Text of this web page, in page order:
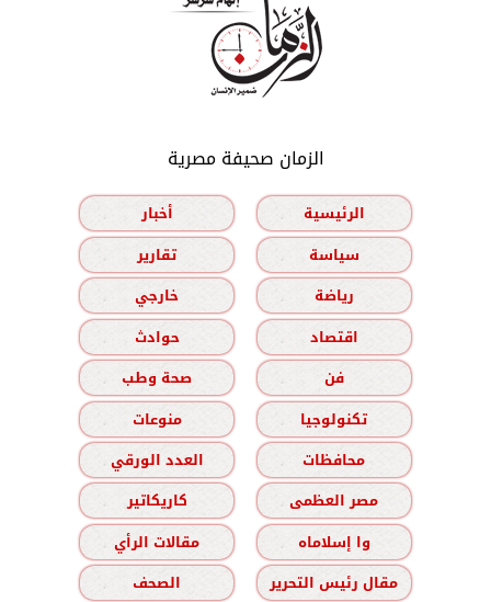
الزمان صحيفة مصرية
الرئيسية
أخبار
سياسة
تقارير
رياضة
خارجي
اقتصاد
حوادث
فن
صحة وطب
تكنولوجيا
منوعات
محافظات
العدد الورقي
مصر العظمى
كاريكاتير
وا إسلاماه
مقالات الرأي
مقال رئيس التحرير
الصحف